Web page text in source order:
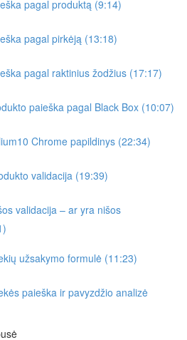
pagal produktą (9:14)
pagal pirkėją (13:18)
pagal raktinius žodžius (17:17)
paieška pagal Black Box (10:07)
Chrome papildinys (22:34)
validacija (19:39)
validacija – ar yra nišos
užsakymo formulė (11:23)
paieška ir pavyzdžio analizė